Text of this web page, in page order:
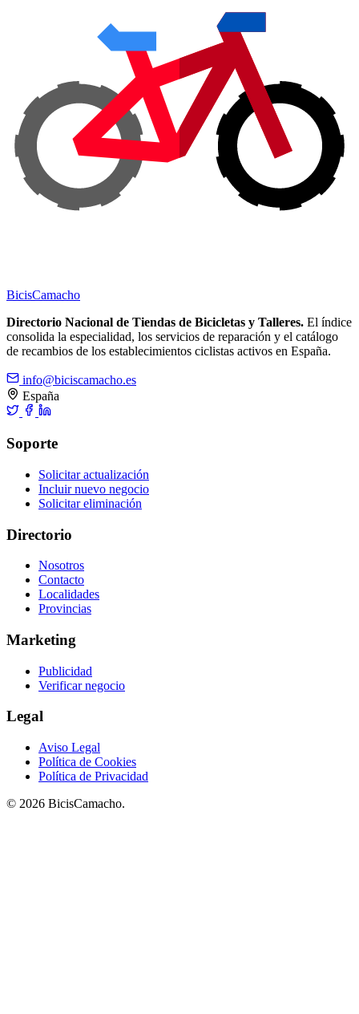
BicisCamacho
Directorio Nacional de Tiendas de Bicicletas y Talleres. El índice
consolida la especialidad, los servicios de reparación y el catálogo
de recambios de los establecimientos ciclistas activos en España.
info@biciscamacho.es
España
Soporte
Solicitar actualización
Incluir nuevo negocio
Solicitar eliminación
Directorio
Nosotros
Contacto
Localidades
Provincias
Marketing
Publicidad
Verificar negocio
Legal
Aviso Legal
Política de Cookies
Política de Privacidad
© 2026 BicisCamacho.